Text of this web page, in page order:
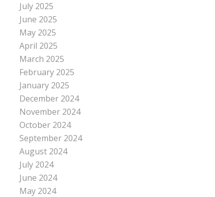
July 2025
June 2025
May 2025
April 2025
March 2025
February 2025
January 2025
December 2024
November 2024
October 2024
September 2024
August 2024
July 2024
June 2024
May 2024